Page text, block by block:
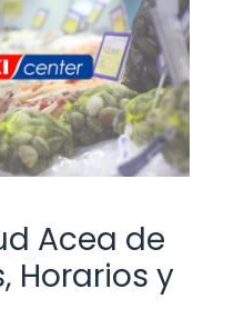
Acea de
Horarios y